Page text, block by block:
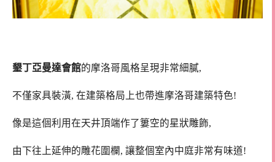
墾丁亞曼達會館的摩洛哥風格呈現非常細膩,
不僅家具裝潢, 在建築格局上也帶進摩洛哥建築特色!
像是這個利用在天井頂端作了簍空的星狀雕飾,
由下往上延伸的雕花圍欄, 讓整個室內中庭非常有味道!